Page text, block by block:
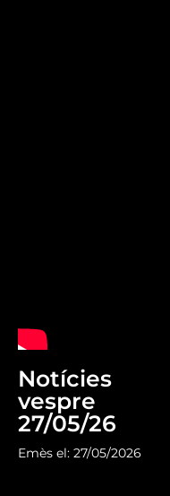
Notícies
vespre
27/05/26
Emès el: 27/05/2026